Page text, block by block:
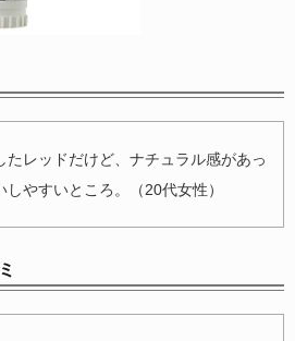
たレッドだけど、ナチュラル感があっ
しやすいところ。（20代女性）